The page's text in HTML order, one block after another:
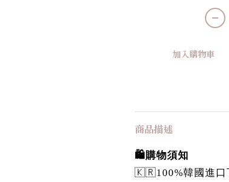
加入購物車
商品描述
🛍️購物須知
🇰🇷100%韓國進口